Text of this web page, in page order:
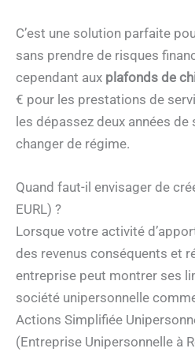
C’est une solution parfaite
sans prendre de risques
cependant aux plafonds de
€ pour les prestations de
les dépassez deux années de
changer de régime.
Quand faut-il envisager de
EURL) ?
Lorsque votre activité
des revenus conséquents et
entreprise peut montrer ses
société unipersonnelle
Actions Simplifiée
(Entreprise Unipersonnelle à